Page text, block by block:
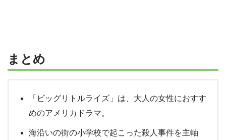
まとめ
「ビッグリトルライズ」は、大人の女性におすす
めのアメリカドラマ。
海沿いの街の小学校で起こった殺人事件を主軸